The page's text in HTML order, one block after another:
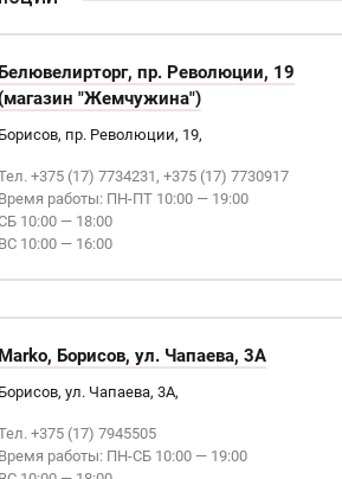
Белювелирторг, пр. Революции, 19
(магазин "Жемчужина")
Борисов, пр. Революции, 19,
+375 (17) 7734231, +375 (17) 7730917
Время работы: ПН-ПТ 10:00 — 19:00
10:00 — 18:00
ВС 10:00 — 16:00
Marko, Борисов, ул. Чапаева, 3А
Борисов, ул. Чапаева, 3А,
+375 (17) 7945505
Время работы: ПН-СБ 10:00 — 19:00